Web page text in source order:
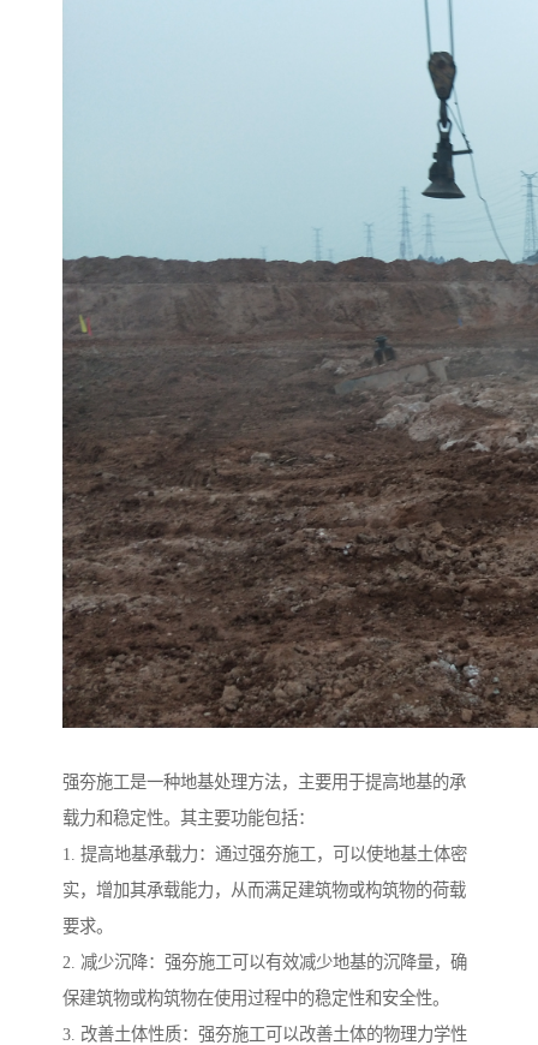
强夯施工是一种地基处理方法，主要用于提高地基的承
载力和稳定性。其主要功能包括：
1. 提高地基承载力：通过强夯施工，可以使地基土体密
实，增加其承载能力，从而满足建筑物或构筑物的荷载
要求。
2. 减少沉降：强夯施工可以有效减少地基的沉降量，确
保建筑物或构筑物在使用过程中的稳定性和安全性。
3. 改善土体性质：强夯施工可以改善土体的物理力学性